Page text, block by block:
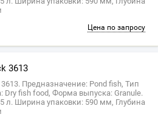
Цена по запросу
3613
Предназначение: Pond fish, Тип
Dry fish food, Форма выпуска: Granule.
л. Ширина упаковки: 590 мм, Глубина